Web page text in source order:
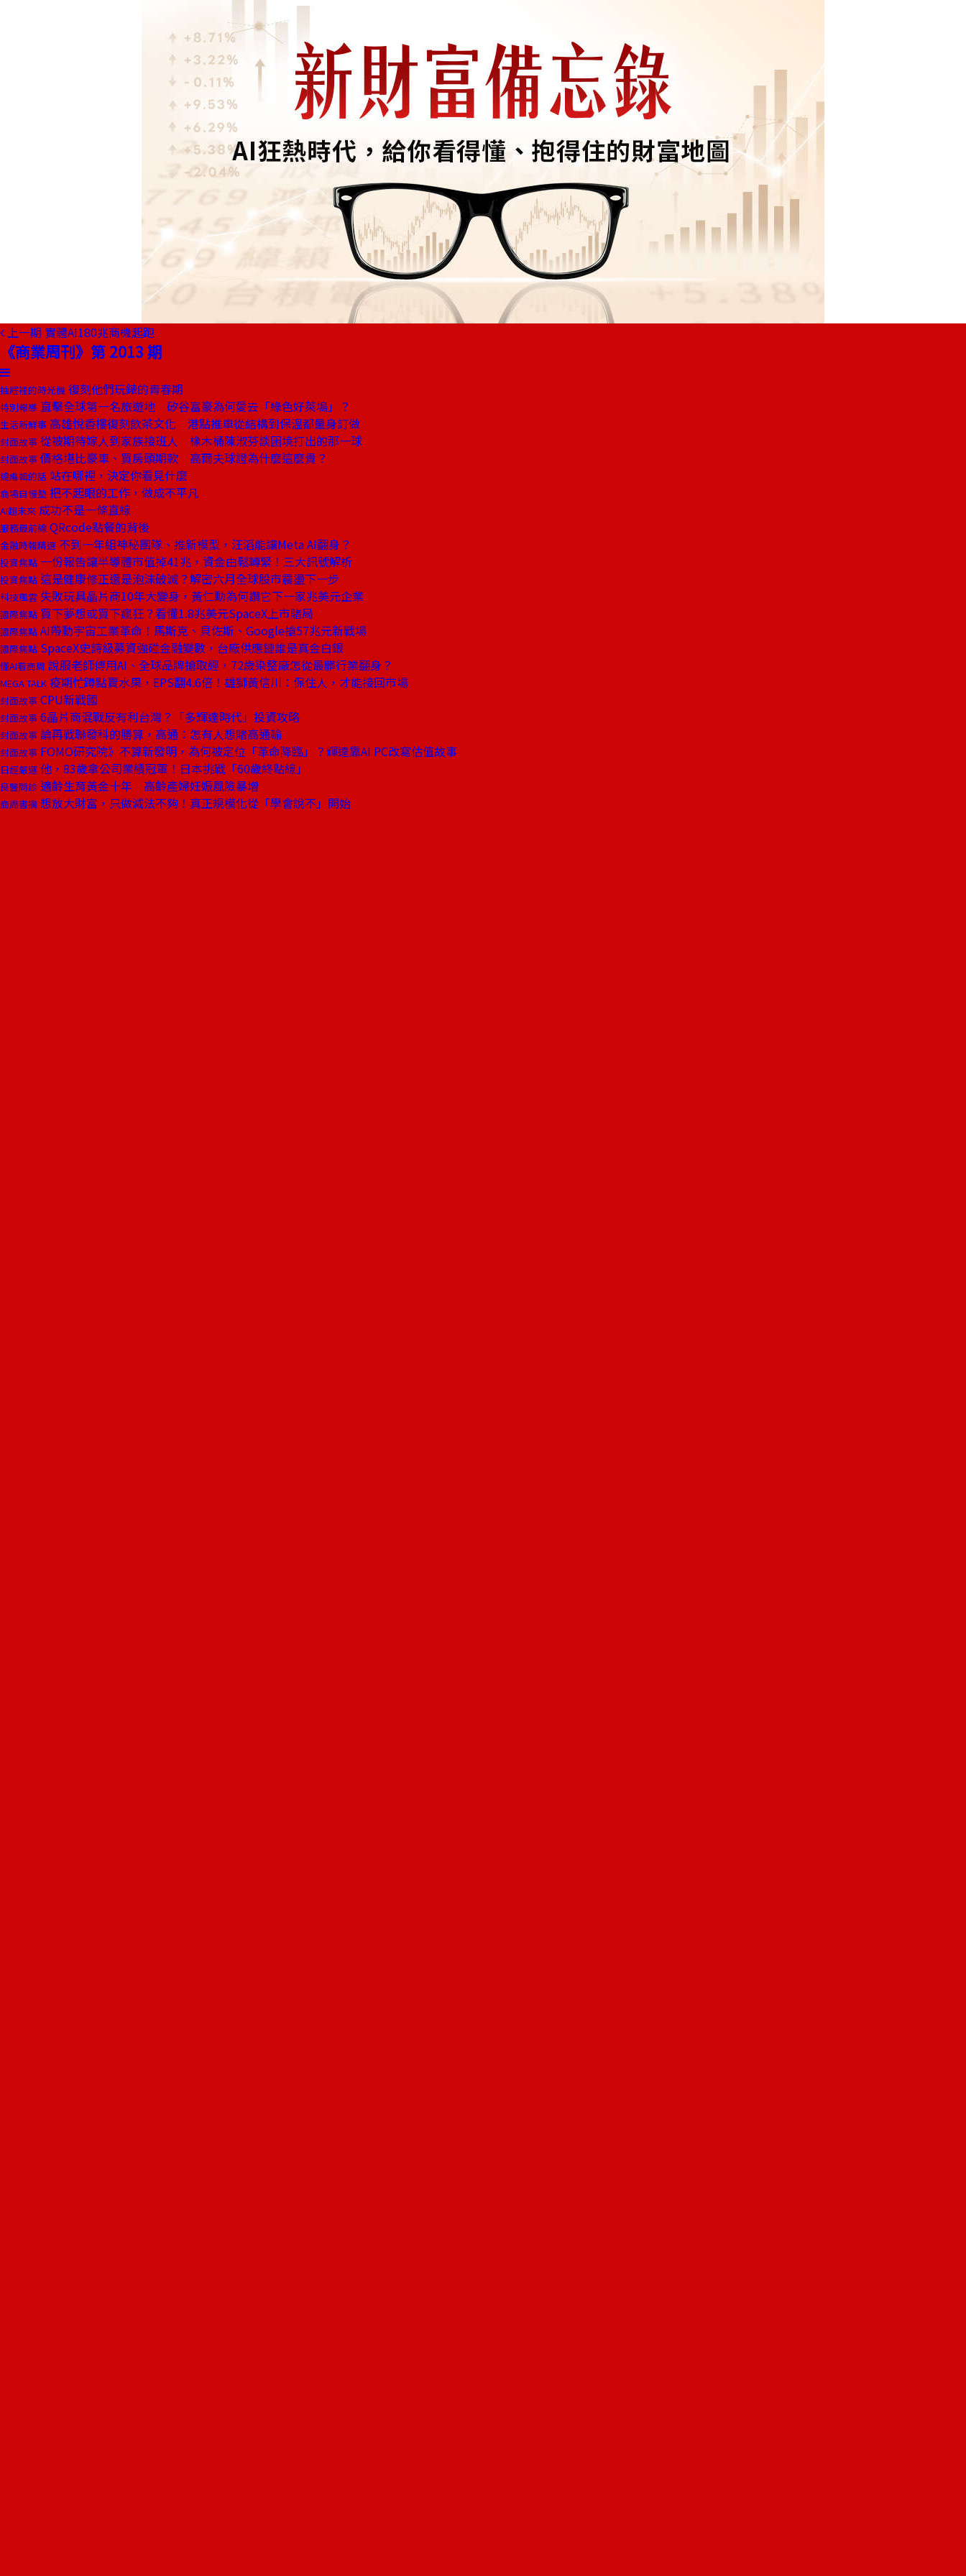
上一期 實體AI180兆商機起跑
《商業周刊》第 2013 期
抽屜裡的時光機 復刻他們玩錶的青春期
特別報導 直擊全球第一名旅遊地 矽谷富豪為何愛去「綠色好萊塢」？
生活新鮮事 高雄悅香樓復刻飲茶文化 港點推車從結構到保溫都量身訂做
封面故事 從被期待嫁人到家族接班人 橡木桶陳淑芬談困境打出的那一球
封面故事 價格堪比豪車、買房頭期款 高爾夫球證為什麼這麼貴？
總編輯的話 站在哪裡，決定你看見什麼
商場自慢塾 把不起眼的工作，做成不平凡
AI超未來 成功不是一條直線
服務最前線 QRcode點餐的背後
金融時報精選 不到一年組神秘團隊、推新模型，汪滔能讓Meta AI翻身？
投資焦點 一份報告讓半導體市值掉41兆，資金由鬆轉緊！三大訊號解析
投資焦點 這是健康修正還是泡沫破滅？解密六月全球股市震盪下一步
科技風雲 失敗玩具晶片商10年大變身，黃仁勳為何讚它下一家兆美元企業
國際焦點 買下夢想或買下瘋狂？看懂1.8兆美元SpaceX上市賭局
國際焦點 AI帶動宇宙工業革命！馬斯克、貝佐斯、Google搶57兆元新戰場
國際焦點 SpaceX史詩級募資強碰金融變數，台廠供應鏈誰是真金白銀
懂AI看商周 說服老師傅用AI、全球品牌搶取經，72歲染整廠怎從最髒行業翻身？
MEGA TALK 疫期忙蹲點賣水果，EPS翻4.6倍！雄獅黃信川：保住人，才能接回市場
封面故事 CPU新戰國
封面故事 6晶片商混戰反有利台灣？「多輝達時代」投資攻略
封面故事 論再戰聯發科的勝算，高通：怎有人想賭高通輸
封面故事 FOMO研究院》不算新發明，為何被定位「革命降臨」？輝達靠AI PC改寫估值故事
日經嚴選 他，83歲拿公司業績冠軍！日本挑戰「60歲終點線」
良醫問診 適齡生育黃金十年 高齡產婦妊娠風險暴增
商周書摘 想放大財富，只做減法不夠！真正規模化從「學會說不」開始